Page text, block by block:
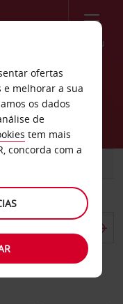
Menu
Koweit
diferente
ofertas
e melhorar a sua
os dados
de
tem mais
concorda com a